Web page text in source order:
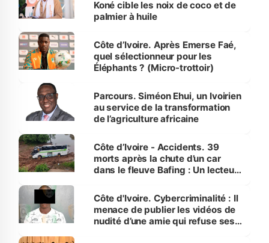
Koné cible les noix de coco et de
palmier à huile
Côte d’Ivoire. Après Emerse Faé,
quel sélectionneur pour les
Éléphants ? (Micro-trottoir)
Parcours. Siméon Ehui, un Ivoirien
au service de la transformation
de l’agriculture africaine
Côte d’Ivoire - Accidents. 39
morts après la chute d’un car
dans le fleuve Bafing : Un lecteur
des Transports
Côte d'Ivoire. Cybercriminalité : Il
menace de publier les vidéos de
nudité d’une amie qui refuse ses